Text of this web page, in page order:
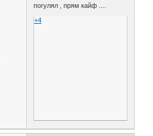
погулял , прям кайф ....
+4